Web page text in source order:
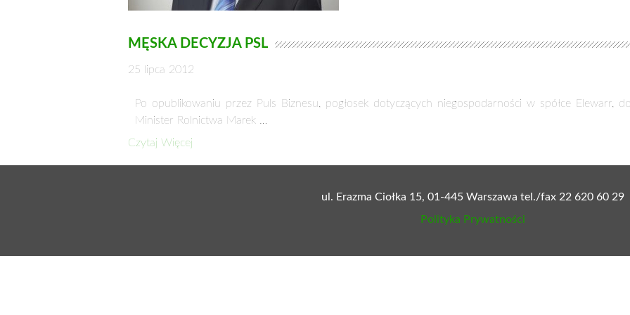
MĘSKA DECYZJA PSL
25 lipca 2012
Po opublikowaniu przez Puls Biznesu, pogłosek dotyczących niegospodarności w spółce Elewarr,
Minister Rolnictwa Marek …
Czytaj Więcej
ul. Erazma Ciołka 15, 01-445 Warszawa tel./fax 22 620 60 29
Polityka Prywatności